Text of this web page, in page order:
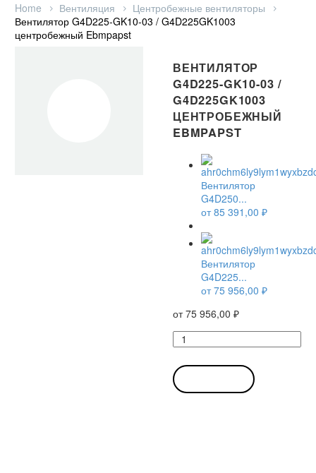
Home
Вентиляция
Центробежные вентиляторы
Вентилятор G4D225-GK10-03 / G4D225GK1003
центробежный Ebmpapst
ВЕНТИЛЯТОР
G4D225-GK10-03 /
G4D225GK1003
ЦЕНТРОБЕЖНЫЙ
EBMPAPST
Вентилятор
G4D250...
от85 391,00 ₽
Вентилятор
G4D225...
от75 956,00 ₽
от75 956,00 ₽
Количество
товара
Вентилятор
G4D225-
GK10-